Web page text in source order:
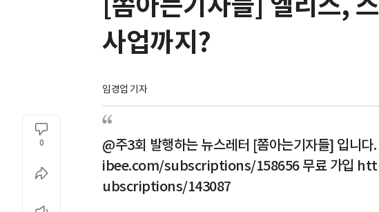
사업까지?
임경업 기자
0
@주3회 발행하는 뉴스레터 [쫌아는기자들] 입
ibee.com/subscriptions/158656 무료 가입
ubscriptions/143087